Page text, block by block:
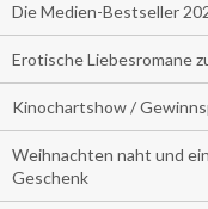
Die Medien-Bestseller
Erotische Liebesromane
Kinochartshow /
Weihnachten naht und
Geschenk